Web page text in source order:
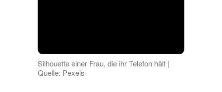
Silhouette einer Frau, die ihr Telefon hält |
Quelle: Pexels